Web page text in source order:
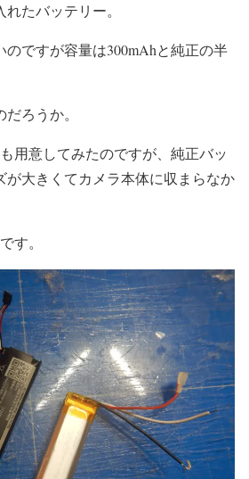
たバッテリー。
のですが容量は300mAhと純正の半
ろうか。
用意してみたのですが、純正バッ
が大きくてカメラ本体に収まらなか
す。